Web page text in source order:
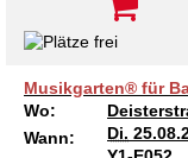
Musikgarten® für
Wo:
Wann:
Di.